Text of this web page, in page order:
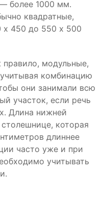
более 1000 мм.
квадратные,
х 450 до 550 х 500
правило, модульные,
комбинацию
они занимали всю
участок, если речь
Длина нижней
которая
длиннее
часто уже и при
учитывать